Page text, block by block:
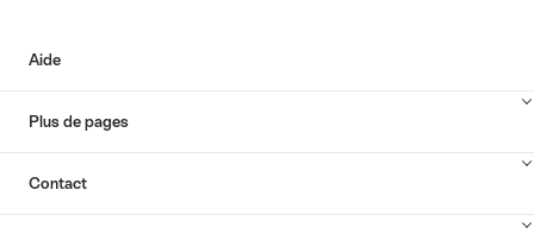
Aide
Plus de pages
Contact